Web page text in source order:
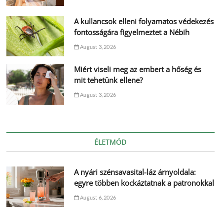
A kullancsok elleni folyamatos védekezés
fontosságára figyelmeztet a Nébih
August 3, 2026
Miért viseli meg az embert a hőség és
mit tehetünk ellene?
August 3, 2026
ÉLETMÓD
A nyári szénsavasital-láz árnyoldala:
egyre többen kockáztatnak a patronokkal
August 6, 2026